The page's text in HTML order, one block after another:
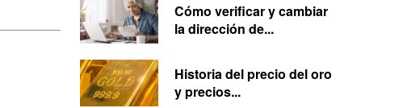
Cómo verificar y cambiar
la dirección de...
Historia del precio del oro
y precios...